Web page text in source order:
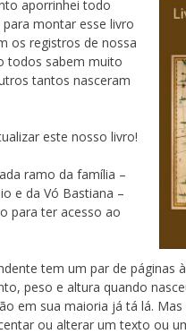
aporrinhei todo
montar esse livro
os registros de nossa
todos sabem muito
tantos nasceram
este nosso livro!
ramo da família –
e da Vó Bastiana –
para ter acesso ao
tem um par de páginas
peso e altura quando
em sua maioria já tá lá.
ou alterar um texto ou